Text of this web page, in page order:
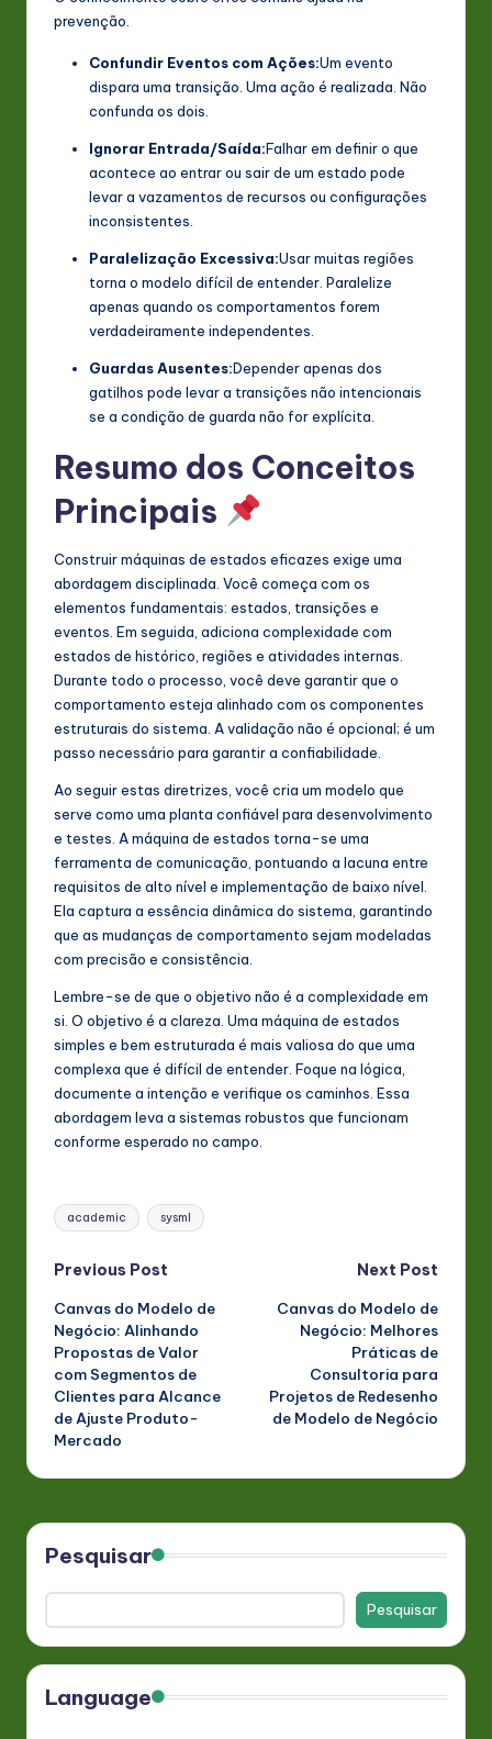
prevenção.
Confundir Eventos com Ações:Um evento
dispara uma transição. Uma ação é realizada. Não
confunda os dois.
Ignorar Entrada/Saída:Falhar em definir o que
acontece ao entrar ou sair de um estado pode
levar a vazamentos de recursos ou configurações
inconsistentes.
Paralelização Excessiva:Usar muitas regiões
torna o modelo difícil de entender. Paralelize
apenas quando os comportamentos forem
verdadeiramente independentes.
Guardas Ausentes:Depender apenas dos
gatilhos pode levar a transições não intencionais
se a condição de guarda não for explícita.
Resumo dos Conceitos
Principais
Construir máquinas de estados eficazes exige uma
abordagem disciplinada. Você começa com os
elementos fundamentais: estados, transições e
eventos. Em seguida, adiciona complexidade com
estados de histórico, regiões e atividades internas.
Durante todo o processo, você deve garantir que o
comportamento esteja alinhado com os componentes
estruturais do sistema. A validação não é opcional; é um
passo necessário para garantir a confiabilidade.
Ao seguir estas diretrizes, você cria um modelo que
serve como uma planta confiável para desenvolvimento
e testes. A máquina de estados torna-se uma
ferramenta de comunicação, pontuando a lacuna entre
requisitos de alto nível e implementação de baixo nível.
Ela captura a essência dinâmica do sistema, garantindo
que as mudanças de comportamento sejam modeladas
com precisão e consistência.
Lembre-se de que o objetivo não é a complexidade em
si. O objetivo é a clareza. Uma máquina de estados
simples e bem estruturada é mais valiosa do que uma
complexa que é difícil de entender. Foque na lógica,
documente a intenção e verifique os caminhos. Essa
abordagem leva a sistemas robustos que funcionam
conforme esperado no campo.
Tags:
academic sysml
Post
navigation
Previous Post
Canvas do Modelo de
Negócio: Alinhando
Propostas de Valor
com Segmentos de
Clientes para Alcance
de Ajuste Produto-
Mercado
Next Post
Canvas do Modelo de
Negócio: Melhores
Práticas de
Consultoria para
Projetos de Redesenho
de Modelo de Negócio
Pesquisar
Pesquisar
Language